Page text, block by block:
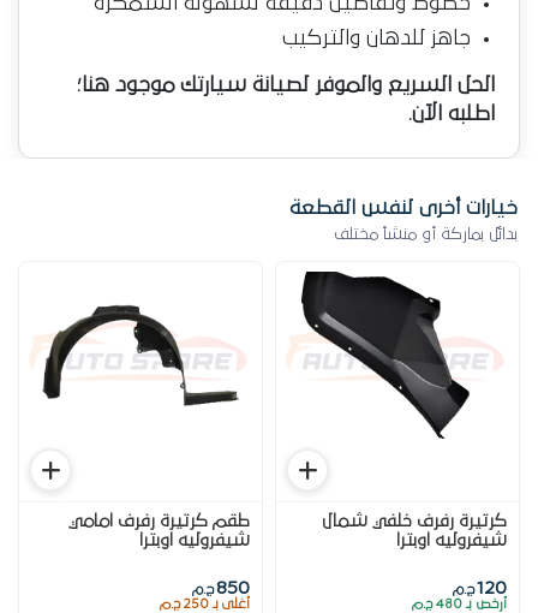
خطوط وتفاصيل دقيقة لسهولة السمكرة
جاهز للدهان والتركيب
الحل السريع والموفر لصيانة سيارتك موجود هنا؛
اطلبه الآن.
خيارات أخرى لنفس القطعة
بدائل بماركة أو منشأ مختلف
كرتيرة رفرف خلفي شمال
شيفروليه اوبترا
120ج.م
أرخص بـ 480 ج.م
طقم كرتيرة رفرف امامي
شيفروليه اوبترا
850ج.م
أغلى بـ 250 ج.م